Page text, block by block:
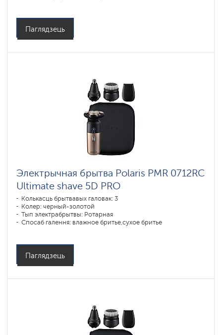
Час зарадкі акумулятара: 1
Паглядзець
Электрычная брытва Polaris PMR 0712RC
Ultimate shave 5D PRO
Колькасць брытвавых галовак: 3
Колер: черный-золотой
Тып электрабрытвы: Ротарная
Спосаб галення: влажное бритье,сухое бритье
Паглядзець